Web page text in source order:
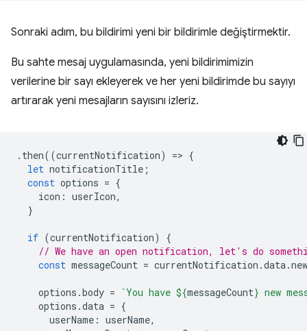
Sonraki adım, bu bildirimi yeni bir bildirimle değiştirmektir.
Bu sahte mesaj uygulamasında, yeni bildirimimizin
verilerine bir sayı ekleyerek ve her yeni bildirimde bu sayıyı
artırarak yeni mesajların sayısını izleriz.
. then((currentNotification) => {
let notificationTitle ;
const options = {
icon : userIcon,
}
if (currentNotification)
{
// We have an open notification, let's do
const messageCount = currentNotification .data.
options .body = `You have ${messageCount} new
options .data = {
userName : userName,